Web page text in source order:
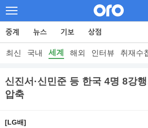
최신 국내 세계 해외 인터뷰 취재수
신진서·신민준 등 한국 4명 8강
압축
[LG배]